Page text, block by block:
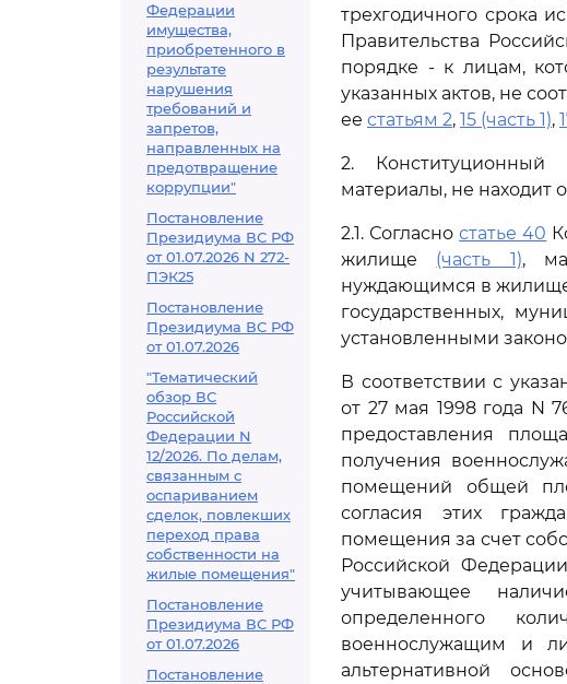
Федерации
имущества,
приобретенного в
результате
нарушения
требований и
запретов,
направленных на
предотвращение
коррупции"
Постановление
Президиума ВС РФ
от 01.07.2026 N 272-
ПЭК25
Постановление
Президиума ВС РФ
от 01.07.2026
"Тематический
обзор ВС
Российской
Федерации N
12/2026. По делам,
связанным с
оспариванием
сделок, повлекших
переход права
собственности на
жилые помещения"
Постановление
Президиума ВС РФ
от 01.07.2026
Постановление
трехгодичного срока
Правительства
порядке - к лицам,
указанных актов, не
ее статьям 2, 15 (часть 1),
2. Конституционный
материалы, не находит
2.1. Согласностатье 40
жилище (часть 1),
нуждающимся в жилище,
государственных,
установленными
В соответствии с
от 27 мая 1998 года N
предоставления
получения
помещений общей
согласия этих
помещения за счет
Российской
учитывающее
определенного
военнослужащим и
альтернативной